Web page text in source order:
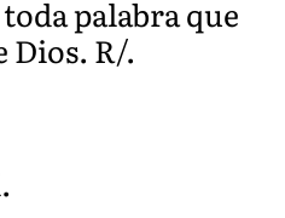
palabra que
Dios. R/.